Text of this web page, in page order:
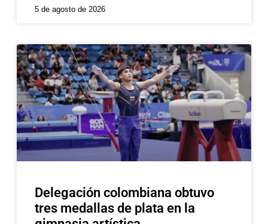
5 de agosto de 2026
Delegación colombiana obtuvo
tres medallas de plata en la